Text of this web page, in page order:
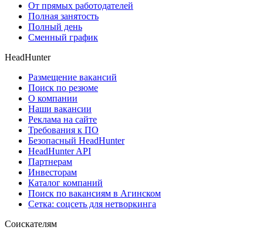
От прямых работодателей
Полная занятость
Полный день
Сменный график
HeadHunter
Размещение вакансий
Поиск по резюме
О компании
Наши вакансии
Реклама на сайте
Требования к ПО
Безопасный HeadHunter
HeadHunter API
Партнерам
Инвесторам
Каталог компаний
Поиск по вакансиям в Агинском
Сетка: соцсеть для нетворкинга
Соискателям